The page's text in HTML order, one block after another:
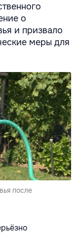
о
и призвало
меры для
после